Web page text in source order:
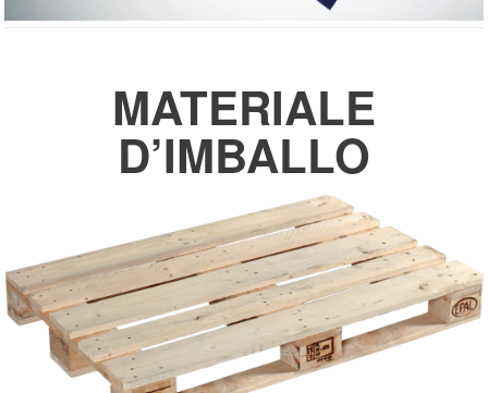
MATERIALE
D’IMBALLO